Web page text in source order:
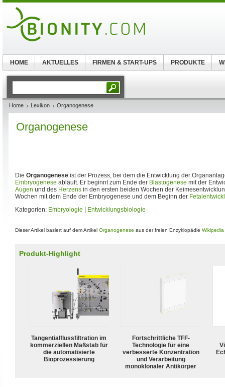
Home Lexikon Organogenese
Organogenese
Die Organogenese ist der Prozess, bei dem die Entwicklung der
Embryogenese abläuft. Er beginnt zum Ende der Blastogenese mit der
Augen und des Herzens in den ersten beiden Wochen der
Wochen mit dem Ende der Embryogenese und dem Beginn der
Kategorien: Embryologie Entwicklungsbiologie
Dieser Artikel basiert auf dem Artikel Organogenese aus der freien Enzyklopädie Wikipedia
Produkt-Highlight
Tangentialflussfiltration im
kommerziellen Maßstab für
die automatisierte
Bioprozessierung
Fortschrittliche TFF-
Technologie für eine
verbesserte Konzentration
und Verarbeitung
monoklonaler Antikörper
HOME AKTUELLES FIRMEN & START-UPS PRODUKTE